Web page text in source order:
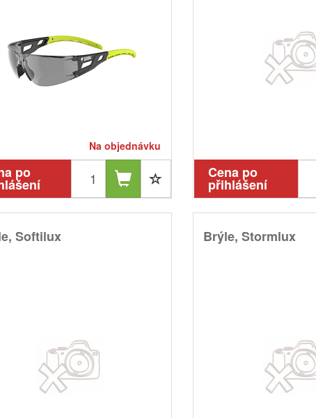
Na objednávku
po Cena po
přihlášení
Softilux Brýle, Stormlux